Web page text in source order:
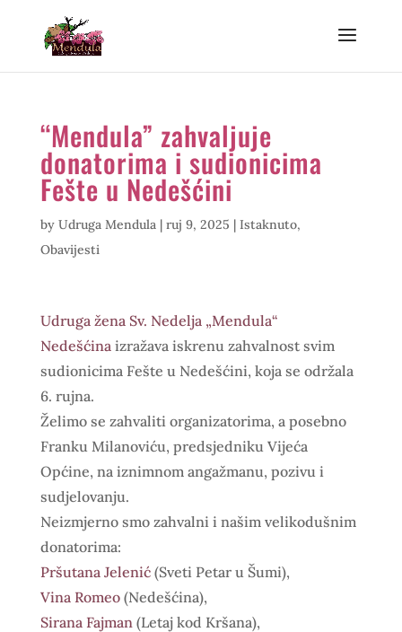
“Mendula” zahvaljuje
donatorima i sudionicima
Fešte u Nedešćini
by Udruga Mendula| ruj 9, 2025 | Istaknuto,
Obavijesti
Udruga žena Sv. Nedelja „Mendula“
Nedešćinaizražava iskrenu zahvalnost svim
sudionicima Fešte u Nedešćini, koja se održala
6. rujna.
​Želimo se zahvaliti organizatorima, a posebno
Franku Milanoviću, predsjedniku Vijeća
Općine, na iznimnom angažmanu, pozivu i
sudjelovanju.
​Neizmjerno smo zahvalni i našim velikodušnim
donatorima:
Pršutana Jelenić(Sveti Petar u Šumi),
Vina Romeo(Nedešćina),
Sirana Fajman(Letaj kod Kršana),